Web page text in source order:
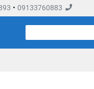
09133760883
•